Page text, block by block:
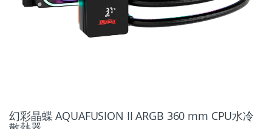
幻彩晶蝶 AQUAFUSION II ARGB 360 mm CPU水冷